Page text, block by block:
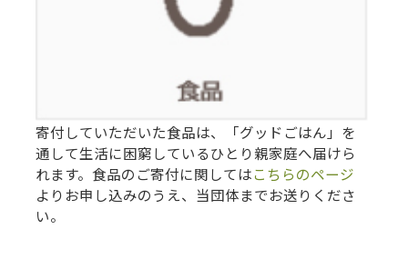
寄付していただいた食品は、「グッドごはん」を
通して生活に困窮しているひとり親家庭へ届けら
れます。食品のご寄付に関してはこちらのページ
よりお申し込みのうえ、当団体までお送りくださ
い。